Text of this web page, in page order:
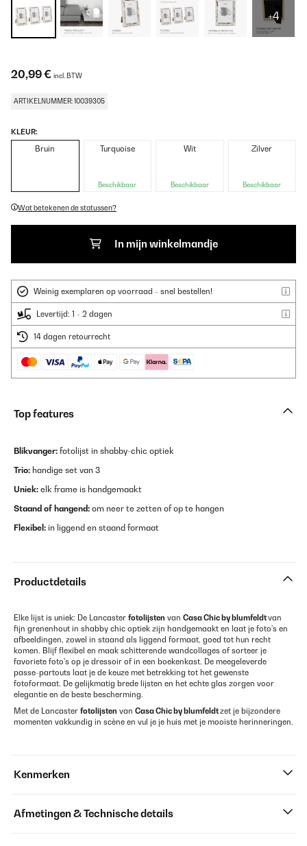
+4
20,99 € incl. BTW
ARTIKELNUMMER: 10039305
KLEUR:
Bruin Turquoise
Beschikbaar
Wit
Beschikbaar
Zilver
Beschikbaar
Wat betekenen de statussen?
In mijn winkelmandje
Weinig exemplaren op voorraad - snel bestellen!
Levertijd: 1 - 2 dagen
14 dagen retourrecht
Top features
Blikvanger: fotolijst in shabby-chic optiek
Trio: handige set van 3
Uniek: elk frame is handgemaakt
Staand of hangend: om neer te zetten of op te hangen
Flexibel: in liggend en staand formaat
Productdetails
Elke lijst is uniek: De Lancaster fotolijsten van Casa Chic by blumfeldtvan
fijn grenenhout in shabby chic optiek zijn handgemaakt en laat je foto's en
afbeeldingen, zowel in staand als liggend formaat, goed tot hun recht
komen. Blijf flexibel en maak schitterende wandcollages of sorteer je
favoriete foto's op je dressoir of in een boekenkast. De meegeleverde
passe-partouts laat je de keuze met betrekking tot het gewenste
fotoformaat. De gelijkmatig brede lijsten en het echte glas zorgen voor
elegantie en de beste bescherming.
Met de Lancaster fotolijsten van Casa Chic by blumfeldtzet je bijzondere
momenten vakkundig in scène en vul je je huis met je mooiste herinneringen.
Kenmerken
Afmetingen & Technische details